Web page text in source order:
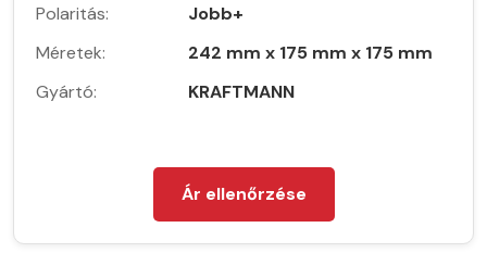
Polaritás:
Jobb+
Méretek:
242 mm x 175 mm x 175 mm
Gyártó:
KRAFTMANN
Ár ellenőrzése